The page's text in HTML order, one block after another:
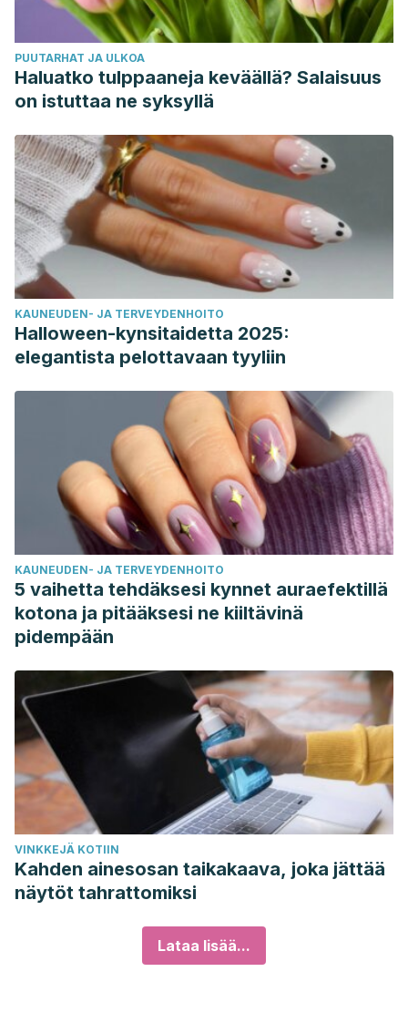
PUUTARHAT JA ULKOA
Haluatko tulppaaneja keväällä? Salaisuus
on istuttaa ne syksyllä
KAUNEUDEN- JA TERVEYDENHOITO
Halloween-kynsitaidetta 2025:
elegantista pelottavaan tyyliin
KAUNEUDEN- JA TERVEYDENHOITO
5 vaihetta tehdäksesi kynnet auraefektillä
kotona ja pitääksesi ne kiiltävinä
pidempään
VINKKEJÄ KOTIIN
Kahden ainesosan taikakaava, joka jättää
näytöt tahrattomiksi
Lataa lisää...